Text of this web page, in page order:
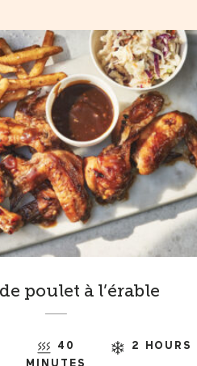
poulet à l’érable
40
2 HOURS